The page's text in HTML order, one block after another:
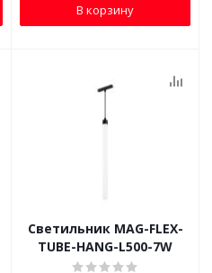
В корзину
Светильник MAG-FLEX-
TUBE-HANG-L500-7W